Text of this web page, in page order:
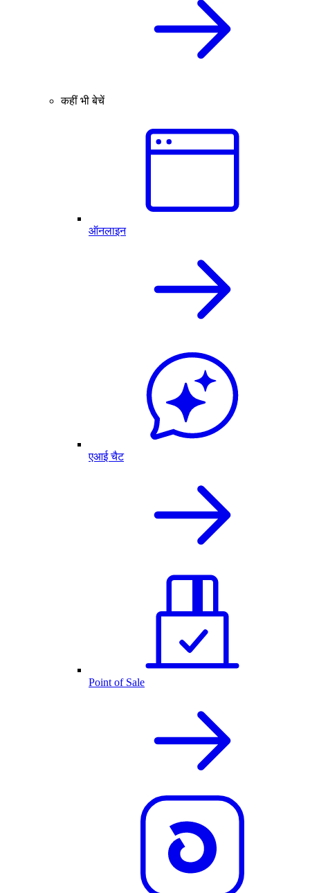
कहीं भी बेचें
ऑनलाइन
एआई चैट
Point of Sale